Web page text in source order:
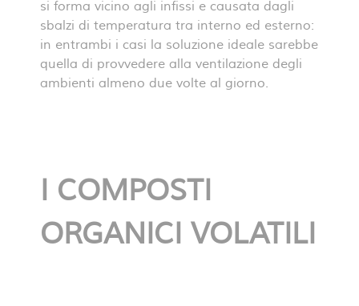
si forma vicino agli infissi e causata dagli
sbalzi di temperatura tra interno ed esterno:
in entrambi i casi la soluzione ideale sarebbe
quella di provvedere alla ventilazione degli
ambienti almeno due volte al giorno.
I COMPOSTI
ORGANICI VOLATILI